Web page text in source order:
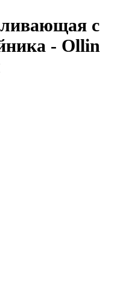
с
- Ollin